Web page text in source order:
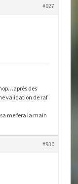
#927
des
validation de raf
sa me fera la main
#930